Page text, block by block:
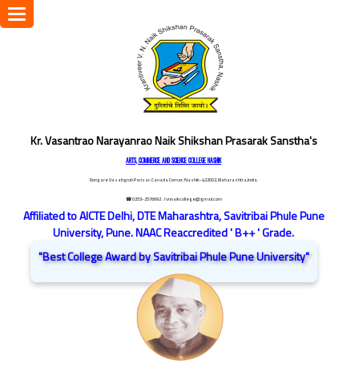
Kr. Vasantrao Narayanrao Naik Shikshan Prasarak Sanstha's
ARTS, COMMERCE AND SCIENCE COLLEGE NASHIK
Dongare Vasatigruh Parisar, Canada Corner, Nashik-422002, Maharashtra,India.
☎ 0253-2576692 / vnnaikcollege@gmail.com
Affiliated to AICTE Delhi, DTE Maharashtra, Savitribai Phule Pune
University, Pune. NAAC Reaccredited ' B++ ' Grade.
"Best College Award by Savitribai Phule Pune University"
Toggle
navigation